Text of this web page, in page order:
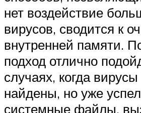
нет воздействие
вирусов, сводится к
внутренней памяти.
подход отлично
случаях, когда
найдены, но уже
системные файлы,